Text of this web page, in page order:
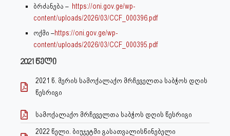
ბრძანება – https://oni.gov.ge/wp-
content/uploads/2026/03/CCF_000396.pdf
ოქმი –https://oni.gov.ge/wp-
content/uploads/2026/03/CCF_000395.pdf
2021 წელი
2021 წ. მერის სამოქალაქო მრჩეველთა საბჭოს დღის
წესრიგი
სამოქალაქო მრჩეველთა საბჭოს დღის წესრიგი
2022 წელი. ბიუჯეტში გასათვალისწინებელი